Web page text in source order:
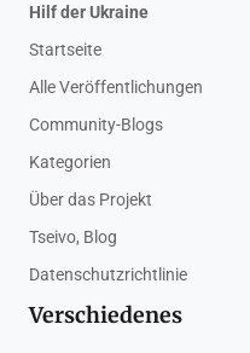
Hilf der Ukraine
Startseite
Alle Veröffentlichungen
Community-Blogs
Kategorien
Über das Projekt
Tseivo, Blog
Datenschutzrichtlinie
Verschiedenes